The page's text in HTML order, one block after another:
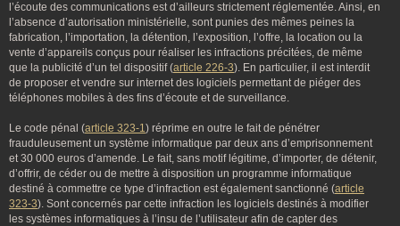
l’écoute des communications est d’ailleurs strictement réglementée. Ainsi, en
l’absence d’autorisation ministérielle, sont punies des mêmes peines la
fabrication, l’importation, la détention, l’exposition, l’offre, la location ou la
vente d’appareils conçus pour réaliser les infractions précitées, de même
que la publicité d’un tel dispositif (article 226-3). En particulier, il est interdit
de proposer et vendre sur internet des logiciels permettant de piéger des
téléphones mobiles à des fins d’écoute et de surveillance.
Le code pénal (article 323-1) réprime en outre le fait de pénétrer
frauduleusement un système informatique par deux ans d’emprisonnement
et 30 000 euros d’amende. Le fait, sans motif légitime, d’importer, de détenir,
d’offrir, de céder ou de mettre à disposition un programme informatique
destiné à commettre ce type d’infraction est également sanctionné (article
323-3). Sont concernés par cette infraction les logiciels destinés à modifier
les systèmes informatiques à l’insu de l’utilisateur afin de capter des